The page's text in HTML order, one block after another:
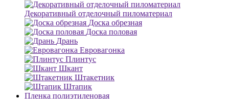
Декоративный отделочный пиломатериал
Доска обрезная
Доска половая
Дрань
Евровагонка
Плинтус
Шкант
Штакетник
Штапик
Пленка полиэтиленовая